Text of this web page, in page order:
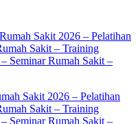
Sakit 2026 – Pelatihan
Sakit – Training
Seminar Rumah Sakit –